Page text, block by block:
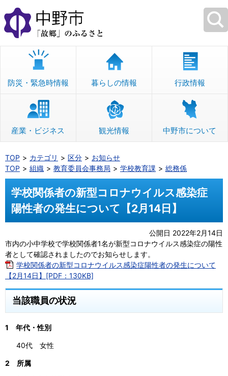
本
文
へ
移
防災・緊急時情報 暮らしの情報 行政情報
産業・ビジネス 観光情報 中野市について
TOP カテゴリ 区分
お知らせ
TOP
組織 教育委員会事務局 学校教育課 総務係
学校関係者の新型コロナウイルス感染症
陽性者の発生について【2月14日】
公開日 2022年2月14日
市内の小中学校で学校関係者1名が新型コロナウイルス感染症の陽性
者として確認されましたのでお知らせします。
学校関係者の新型コロナウイルス感染症陽性者の発生について
【2月14日】[PDF：130KB]
当該職員の状況
1 年代・性別
40代 女性
2 所属